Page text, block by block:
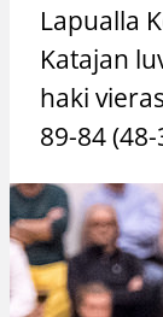
Lapualla
Katajan
haki
89-84 (48-